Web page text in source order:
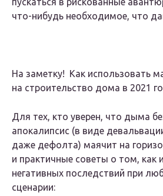
что-нибудь необходимое, что
На заметку! Как использовать
на строительство дома в 2021
Для тех, кто уверен, что дыма
апокалипсис (в виде
даже дефолта) маячит на
и практичные советы о том, как
негативных последствий при
сценарии: